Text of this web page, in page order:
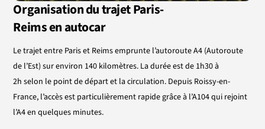
OrganisationdutrajetParis-
Reimsenautocar
Le trajet entre Paris et Reims emprunte l’autoroute A4 (Autoroute
de l’Est) sur environ 140 kilomètres. La durée est de 1h30 à
2h selon le point de départ et la circulation. Depuis Roissy-en-
France, l’accès est particulièrement rapide grâce à l’A104 qui rejoint
l’A4 en quelques minutes.